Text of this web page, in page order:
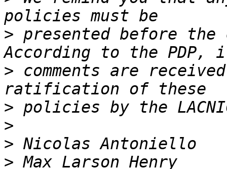
> presented before the
> comments are
>
>
>
>